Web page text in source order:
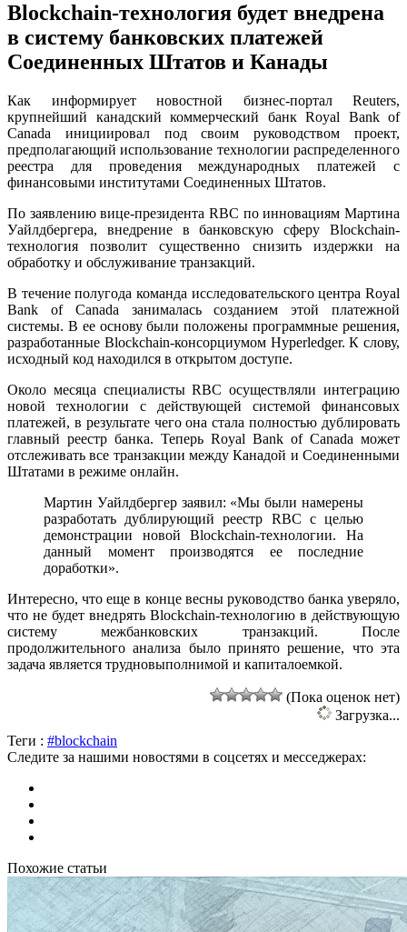
Blockchain-технология будет внедрена
в систему банковских платежей
Соединенных Штатов и Канады
Как информирует новостной бизнес-портал Reuters,
крупнейший канадский коммерческий банк Royal Bank of
Canada инициировал под своим руководством проект,
предполагающий использование технологии распределенного
реестра для проведения международных платежей с
финансовыми институтами Соединенных Штатов.
По заявлению вице-президента RBC по инновациям Мартина
Уайлдбергера, внедрение в банковскую сферу Blockchain-
технология позволит существенно снизить издержки на
обработку и обслуживание транзакций.
В течение полугода команда исследовательского центра Royal
Bank of Canada занималась созданием этой платежной
системы. В ее основу были положены программные решения,
разработанные Blockchain-консорциумом Hyperledger. К слову,
исходный код находился в открытом доступе.
Около месяца специалисты RBC осуществляли интеграцию
новой технологии с действующей системой финансовых
платежей, в результате чего она стала полностью дублировать
главный реестр банка. Теперь Royal Bank of Canada может
отслеживать все транзакции между Канадой и Соединенными
Штатами в режиме онлайн.
Мартин Уайлдбергер заявил: «Мы были намерены
разработать дублирующий реестр RBC с целью
демонстрации новой Blockchain-технологии. На
данный момент производятся ее последние
доработки».
Интересно, что еще в конце весны руководство банка уверяло,
что не будет внедрять Blockchain-технологию в действующую
систему межбанковских транзакций. После
продолжительного анализа было принято решение, что эта
задача является трудновыполнимой и капиталоемкой.
(Пока оценок нет)
Загрузка...
Теги : #blockchain
Следите за нашими новостями в соцсетях и месседжерах:
Похожие статьи